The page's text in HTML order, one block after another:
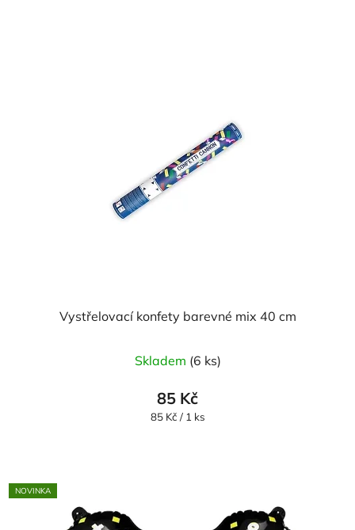
Vystřelovací konfety barevné mix 40 cm
Skladem (6 ks)
85 Kč
Měrná
85 Kč / 1 ks
NOVINKA